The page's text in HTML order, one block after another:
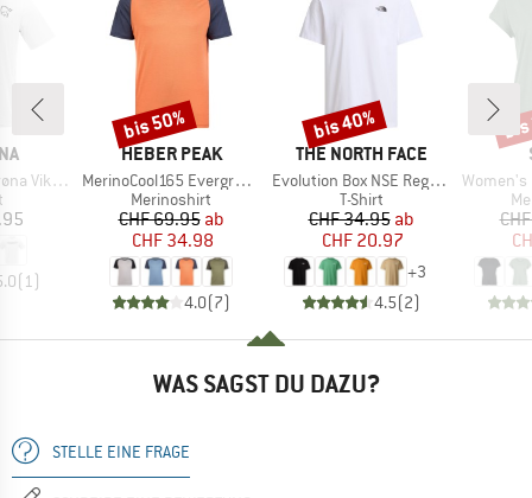
T-Shirt
(1)
MARKE
HEBER PEAK
Artikel
MerinoCool165 EvergreenHe. T-Shirt
Produktgruppe
Merinoshirt
Preis
CHF 69.95reduzierter Preis
ab
CHF 34.98
4.0(7)
Rabatt
bis 50%
MARKE
THE NORTH FACE
Artikel
Evolution Box NSE Regular Short Sleeve
Produktgruppe
T-Shirt
Preis
CHF 34.95reduzierter Preis
ab
CHF 20.97
+3
4.5(2)
Rabatt
bis 40%
Artikel
Women's
WAS SAGST DU DAZU?
STELLE EINE FRAGE